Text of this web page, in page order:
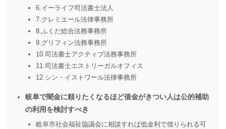
6.イーライフ司法書士法人
7.クレミエール法律事務所
8.ふくだ総合法務事務所
9.グリフィン法務事務所
10.司法書士アクティブ法務事務所
11.司法書士エストリーガルオフィス
12.シン・イストワール法律事務所
岐阜で闇金に頼りたくなるほど借金がきつい人は公的補助
の利用を検討すべき
岐阜市社会福祉協議会に相談すれば低金利で借りられる可